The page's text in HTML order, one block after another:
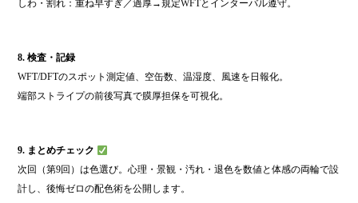
しわ・割れ：重ね早すぎ／過厚→規定WFTとインターバル遵守。
8. 検査・記録
WFT/DFTのスポット測定値、空缶数、温湿度、風速を日報化。
端部ストライプの前後写真で膜厚担保を可視化。
9. まとめチェック
次回（第9回）は色選び。心理・景観・汚れ・退色を数値と体感の両輪で設
計し、後悔ゼロの配色術を公開します。